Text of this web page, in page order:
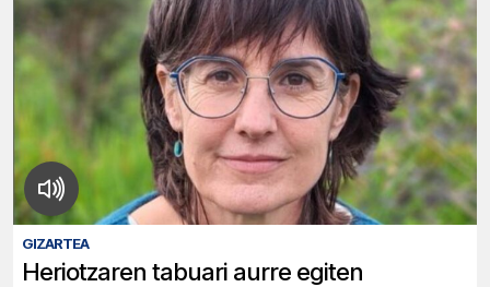
GIZARTEA
Heriotzaren tabuari aurre egiten